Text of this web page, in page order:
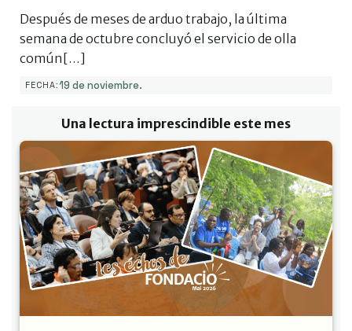
Después de meses de arduo trabajo, la última
semana de octubre concluyó el servicio de olla
común[…]
FECHA:19 de noviembre.
Una lectura imprescindible este mes